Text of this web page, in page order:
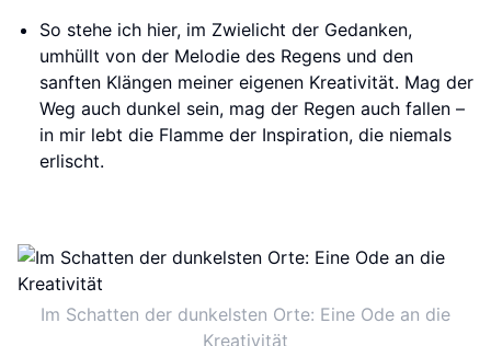
So stehe ich hier, im Zwielicht der Gedanken,
umhüllt von der Melodie des Regens und den
sanften Klängen meiner eigenen Kreativität. Mag der
Weg auch dunkel sein, mag der Regen auch fallen –
in mir lebt die Flamme der Inspiration, die niemals
erlischt.
Im Schatten der dunkelsten Orte: Eine Ode an die
Kreativität